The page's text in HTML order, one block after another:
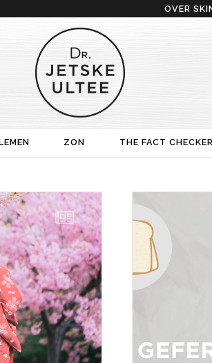
OVER
ZON THE FACT CHECKER